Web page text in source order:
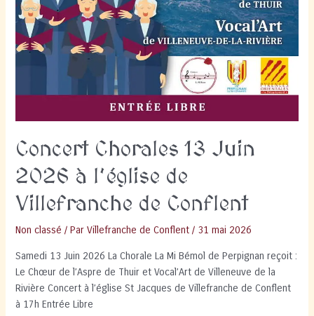
Concert Chorales 13 Juin
2026 à l’église de
Villefranche de Conflent
Non classé / ParVillefranche de Conflent / 31 mai 2026
Samedi 13 Juin 2026 La Chorale La Mi Bémol de Perpignan reçoit :
Le Chœur de l’Aspre de Thuir et Vocal’Art de Villeneuve de la
Rivière Concert à l’église St Jacques de Villefranche de Conflent
à 17h Entrée Libre